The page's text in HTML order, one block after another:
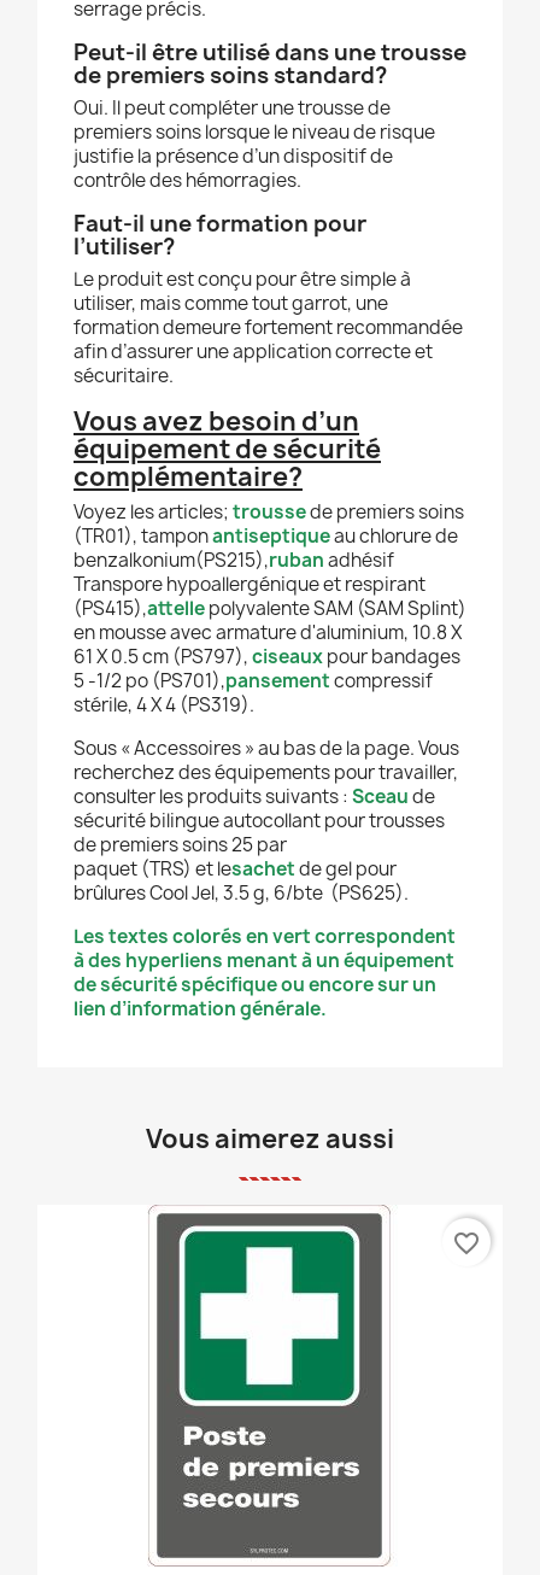
serrage précis.
Peut-il être utilisé dans une trousse
de premiers soins standard?
Oui. Il peut compléter une trousse de
premiers soins lorsque le niveau de risque
justifie la présence d’un dispositif de
contrôle des hémorragies.
Faut-il une formation pour
l’utiliser?
Le produit est conçu pour être simple à
utiliser, mais comme tout garrot, une
formation demeure fortement recommandée
afin d’assurer une application correcte et
sécuritaire.
Vous avez besoin d’un
équipement de sécurité
complémentaire?
Voyez les articles; troussede premiers soins
(TR01), tamponantiseptiqueau chlorure de
benzalkonium(PS215),rubanadhésif
Transpore hypoallergénique et respirant
(PS415),attellepolyvalente SAM (SAM Splint)
en mousse avec armature d'aluminium, 10.8 X
61 X 0.5 cm (PS797),ciseauxpour bandages
5 -1/2 po (PS701),pansementcompressif
stérile, 4 X 4 (PS319).
Sous « Accessoires » au bas de la page. Vous
recherchez des équipements pour travailler,
consulter les produits suivants: Sceaude
sécurité bilingue autocollant pour trousses
de premiers soins 25 par
paquet (TRS) et lesachetde gel pour
brûlures Cool Jel, 3.5 g, 6/bte (PS625).
Les textes colorés en vert correspondent
à des hyperliens menant à un équipement
de sécurité spécifique ou encore sur un
lien d’information générale.
Vous aimerez aussi
favorite_border